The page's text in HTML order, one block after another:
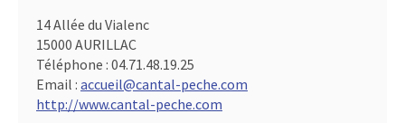
14 Allée du Vialenc
15000 AURILLAC
Téléphone : 04.71.48.19.25
Email : accueil@cantal-peche.com
http://www.cantal-peche.com